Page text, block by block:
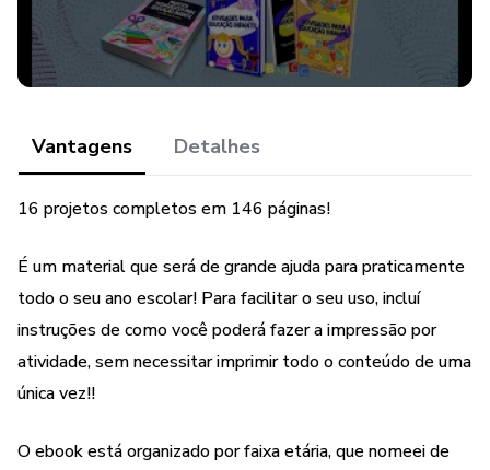
Vantagens Detalhes
16 projetos completos em 146 páginas!
É um material que será de grande ajuda para praticamente
todo o seu ano escolar! Para facilitar o seu uso, incluí
instruções de como você poderá fazer a impressão por
atividade, sem necessitar imprimir todo o conteúdo de uma
única vez!!
O ebook está organizado por faixa etária, que nomeei de